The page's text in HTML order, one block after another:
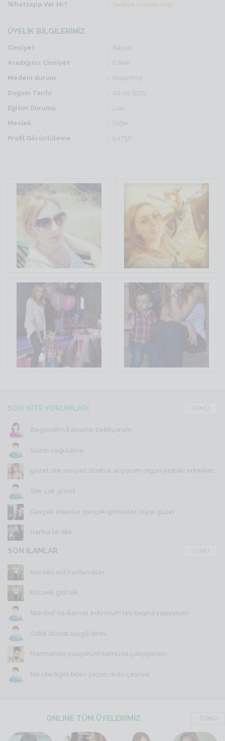
Whatsapp Var Mı?
Sadece üyelere özel
ÜYELİK BİLGİLERİNİZ
Cinsiyet
Bayan
Aradığınız Cinsiyet
Erkek
Medeni durum
Boşanmış
Doğum Tarihi
02.05.1979
Eğitim Durumu
Lise
Meslek
Diğer
Profil Görüntüleme
94736
SON SİTE YORUMLARI TÜMÜ
Begendim Eskişehir bekliyorum
Gözel uygulama
güzel site seviyeli dostluk arıyorum olgun yaştaki erkekler...
Site çok güzel
Gerçek insanlar gerçek görseller dürst güzel
Harika bir site
SON İLANLAR TÜMÜ
Kocaeli elit hanfendiler
Kocaeli golcuk
İstanbul'da ikamet ediyorum tek başına yaşıyorum
Ciddi dürüst saygili birini
Marmariste yaşıyorum kamuda çalışıyorum
Ne istediğini bilen yazsın ordu çevresi
ONLINE TÜM ÜYELERİMİZ TÜMÜ